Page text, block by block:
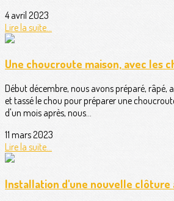
4 avril 2023
Lire la suite...
Une choucroute maison, avec les
Début décembre, nous avons préparé, râpé,
et tassé le chou pour préparer une
d'un mois après, nous...
11 mars 2023
Lire la suite...
Installation d'une nouvelle clôture